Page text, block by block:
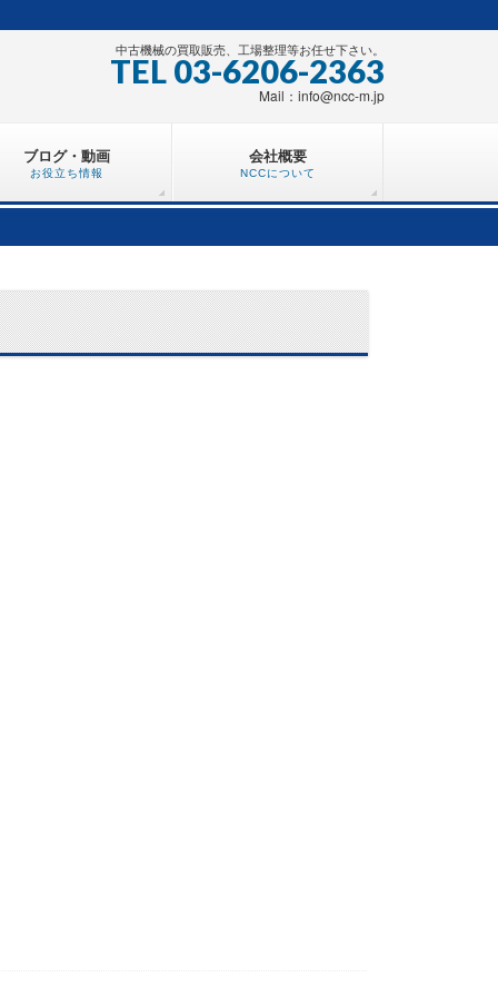
中古機械の買取販売、工場整理等お任せ下さい。
TEL 03-6206-2363
Mail：info@ncc-m.jp
ブログ・動画
お役立ち情報
会社概要
NCCについて